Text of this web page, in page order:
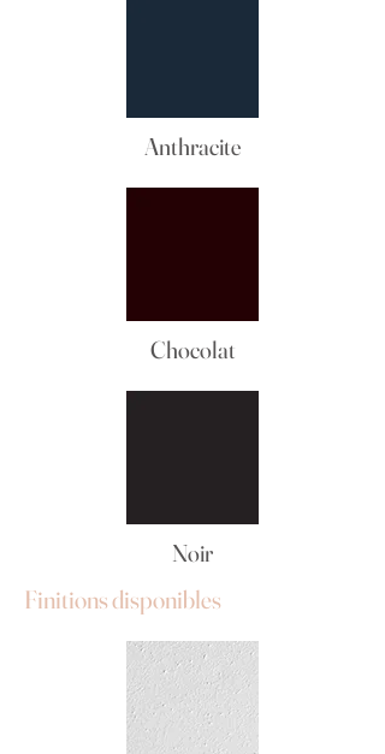
Anthracite
Chocolat
Noir
Finitions disponibles